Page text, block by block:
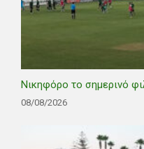
Νικηφόρο το σημερινό
08/08/2026